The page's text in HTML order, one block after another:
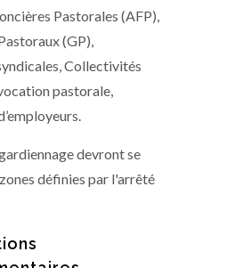
Pastorales (AFP),
(GP),
Collectivités
pastorale,
devront se
définies par l'arrêté